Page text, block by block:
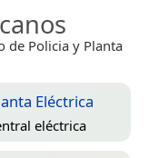
de Policia y Planta
Eléctrica
eléctrica